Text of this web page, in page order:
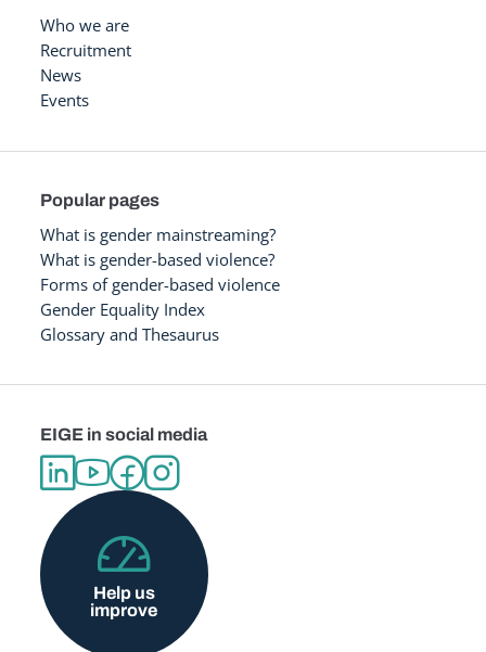
Who we are
Recruitment
News
Events
Popular pages
What is gender mainstreaming?
What is gender-based violence?
Forms of gender-based violence
Gender Equality Index
Glossary and Thesaurus
EIGE in social media
Help us
improve